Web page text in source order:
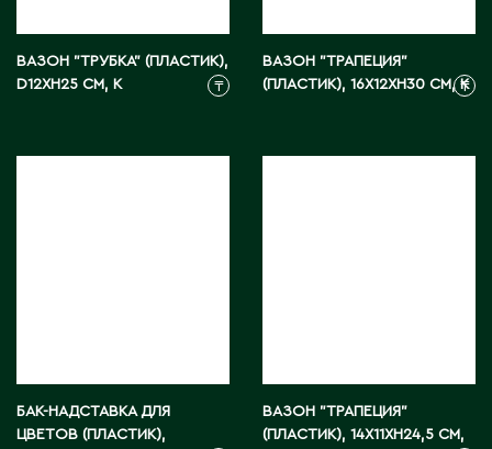
Эмба
ВАЗОН "ТРУБКА" (ПЛАСТИК),
D12XH25 СМ, К
₸
ВАЗОН "ТРАПЕЦИЯ"
(ПЛАСТИК), 16X12XH30 СМ, К
₸
БАК-НАДСТАВКА ДЛЯ
ЦВЕТОВ (ПЛАСТИК),
ВАЗОН "ТРАПЕЦИЯ"
(ПЛАСТИК), 14X11XH24,5 СМ,